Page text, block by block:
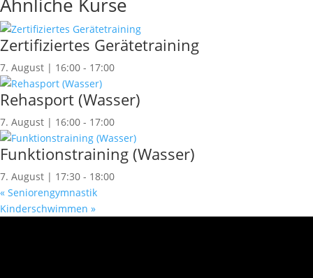
Zertifiziertes Gerätetraining
7. August | 16:00 - 17:00
Rehasport (Wasser)
7. August | 16:00 - 17:00
Funktionstraining (Wasser)
7. August | 17:30 - 18:00
« Seniorengymnastik
Kinderschwimmen »